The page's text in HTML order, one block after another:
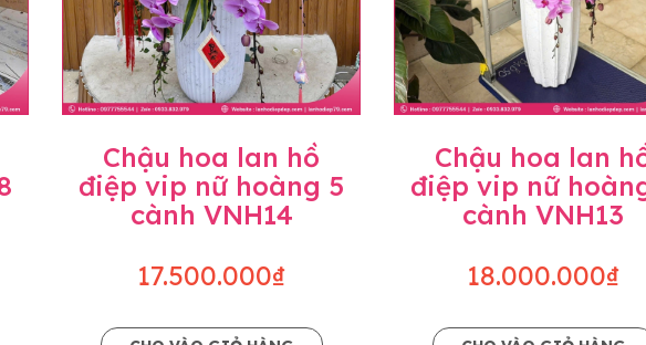
Chậu hoa lan hồ
điệp vip nữ hoàng 5
cành VNH14
17.500.000₫
Chậu hoa lan
điệp vip nữ
cành VNH13
18.000.000₫